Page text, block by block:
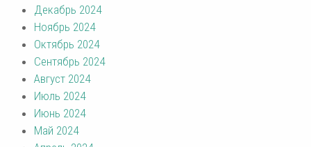
Декабрь 2024
Ноябрь 2024
Октябрь 2024
Сентябрь 2024
Август 2024
Июль 2024
Июнь 2024
Май 2024